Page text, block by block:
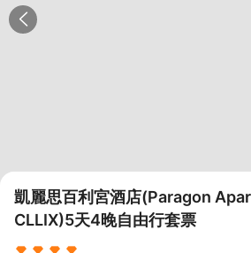
凱麗思百利宮酒店(Paragon
CLLIX)5天4晚自由行套票